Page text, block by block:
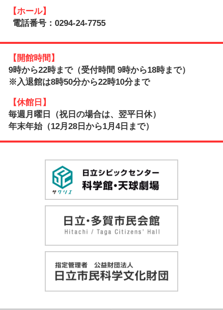
【ホール】
電話番号：0294-24-7755
【開館時間】
9時から22時まで（受付時間 9時から18時まで）
※入退館は8時50分から22時10分まで
【休館日】
毎週月曜日（祝日の場合は、翌平日休）
年末年始（12月28日から1月4日まで）